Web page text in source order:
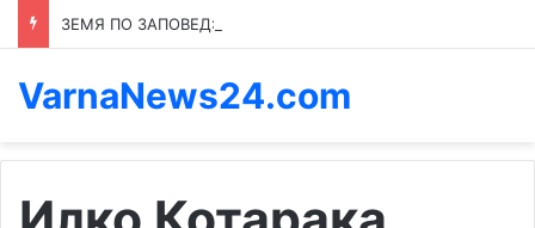
VarnaNews24.com